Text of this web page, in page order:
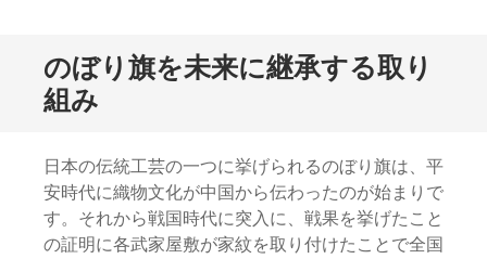
のぼり旗を未来に継承する取り
組み
日本の伝統工芸の一つに挙げられるのぼり旗は、平
安時代に織物文化が中国から伝わったのが始まりで
す。それから戦国時代に突入に、戦果を挙げたこと
の証明に各武家屋敷が家紋を取り付けたことで全国